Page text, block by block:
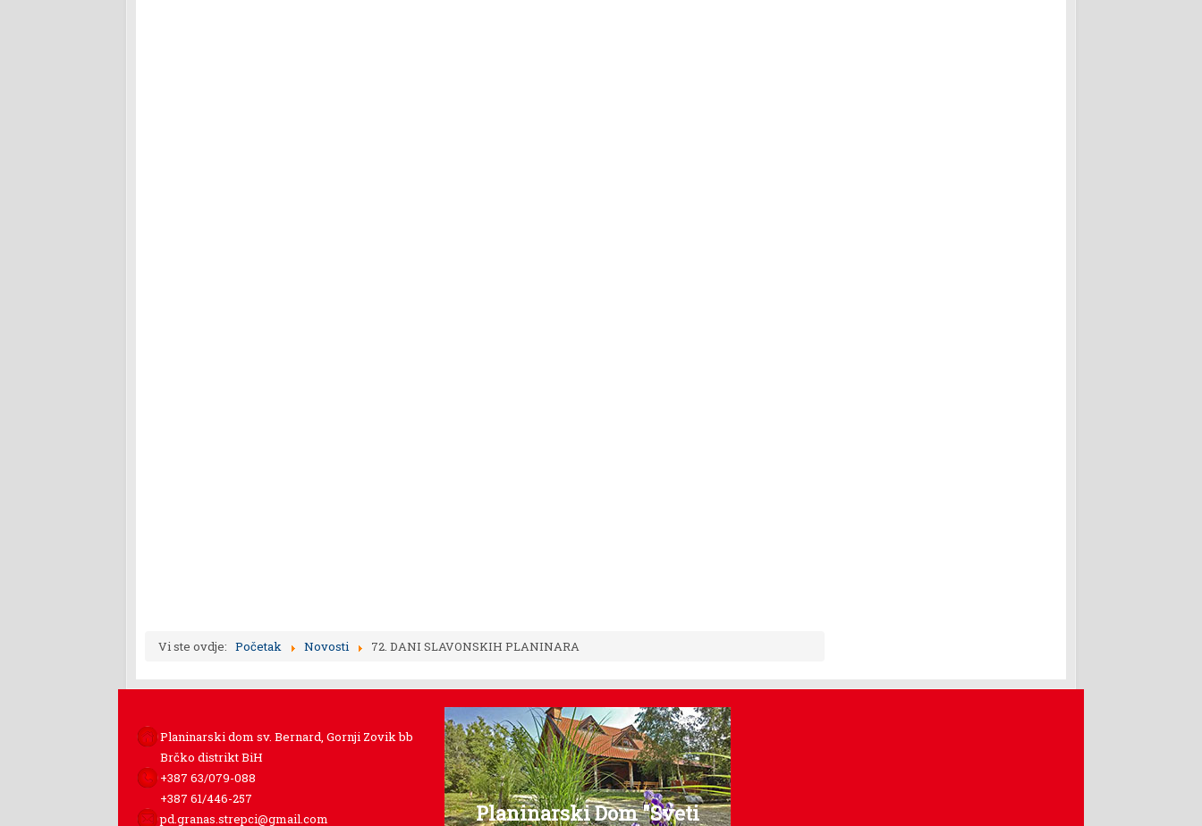
Vi ste ovdje: Početak Novosti 72. DANI SLAVONSKIH PLANINARA
Planinarski dom sv. Bernard, Gornji Zovik bb
Brčko distrikt BiH
+387 63/079-088
+387 61/446-257
pd.granas.strepci@gmail.com
Planinarski Dom "Sveti